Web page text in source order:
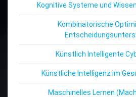
Kognitive Systeme und
Kombinatorische
Künstlich Intelligente
Künstliche Intelligenz im
Maschinelles Lernen